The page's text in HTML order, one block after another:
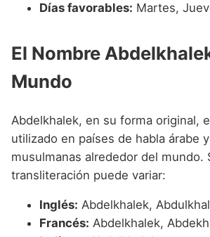
Días favorables: Martes,
El Nombre
Mundo
Abdelkhalek, en su forma original,
utilizado en países de habla árabe
musulmanas alrededor del mundo.
transliteración puede variar:
Inglés: Abdelkhalek,
Francés: Abdelkhalek,